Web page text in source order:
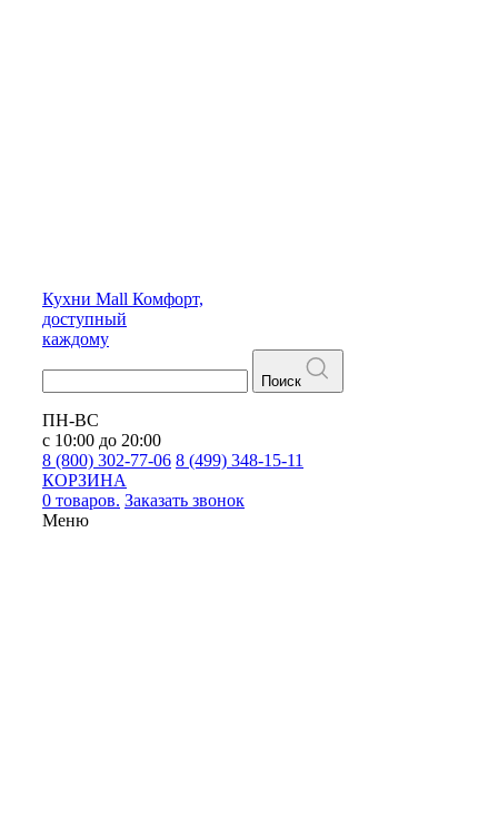
Кухни Mall Комфорт,
доступный
каждому
Поиск
ПН-ВС
с 10:00 до 20:00
8 (800) 302-77-06 8 (499) 348-15-11
КОРЗИНА
0 товаров. Заказать звонок
Меню